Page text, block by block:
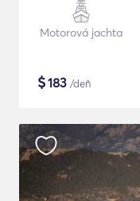
Motorová jachta
$183 /deň